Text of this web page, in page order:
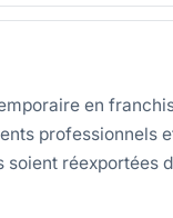
en
réexportées